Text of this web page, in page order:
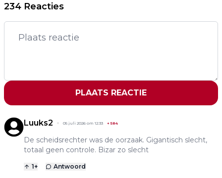
234 Reacties
PLAATS REACTIE
Luuks2 05 juli 2026 om 12:33 + 584
De scheidsrechter was de oorzaak. Gigantisch slecht,
totaal geen controle. Bizar zo slecht
1+ Antwoord